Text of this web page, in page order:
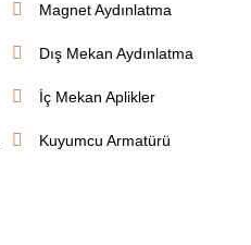
Magnet Aydınlatma
Dış Mekan Aydınlatma
İç Mekan Aplikler
Kuyumcu Armatürü